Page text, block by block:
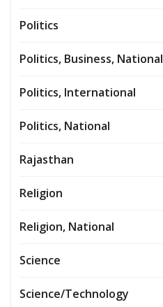
Politics
Politics, Business, National
Politics, International
Politics, National
Rajasthan
Religion
Religion, National
Science
Science/Technology